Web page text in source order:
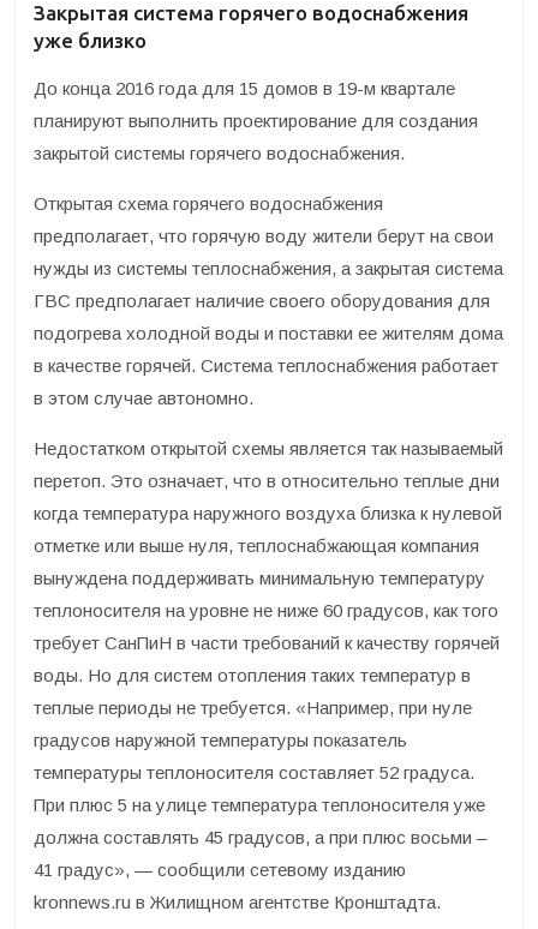
Закрытая система горячего водоснабжения
уже близко
До конца 2016 года для 15 домов в 19-м квартале
планируют выполнить проектирование для создания
закрытой системы горячего водоснабжения.
Открытая схема горячего водоснабжения
предполагает, что горячую воду жители берут на свои
нужды из системы теплоснабжения, а закрытая система
ГВС предполагает наличие своего оборудования для
подогрева холодной воды и поставки ее жителям дома
в качестве горячей. Система теплоснабжения работает
в этом случае автономно.
Недостатком открытой схемы является так называемый
перетоп. Это означает, что в относительно теплые дни
когда температура наружного воздуха близка к нулевой
отметке или выше нуля, теплоснабжающая компания
вынуждена поддерживать минимальную температуру
теплоносителя на уровне не ниже 60 градусов, как того
требует СанПиН в части требований к качеству горячей
воды. Но для систем отопления таких температур в
теплые периоды не требуется. «Например, при нуле
градусов наружной температуры показатель
температуры теплоносителя составляет 52 градуса.
При плюс 5 на улице температура теплоносителя уже
должна составлять 45 градусов, а при плюс восьми –
41 градус», — сообщили сетевому изданию
kronnews.ru в Жилищном агентстве Кронштадта.